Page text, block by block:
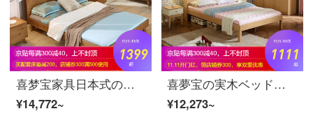
喜梦宝家具日本式の木製ベッド1.5メートル1.8メートルダブルベッドルーム家具シングルベッド1.5メートルベッド
¥14,772~
喜夢宝の実木ベッドの松の木の1.2メートルのシングルベッドは簡単で清新です。1.5メートルのダブルベッドの原木色の寝室の家具のシングルベッドは1200*2000です。
¥12,273~